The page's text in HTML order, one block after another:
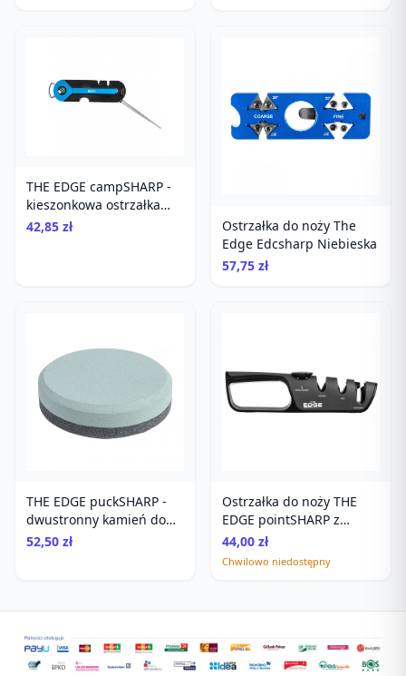
THE EDGE campSHARP -
kieszonkowa ostrzałka
outdoorowa z gwizdkiem
42,85 zł
Ostrzałka do noży The
Edge Edcsharp Niebieska
57,75 zł
THE EDGE puckSHARP -
dwustronny kamień do
siekier, maczet i narzędzi
52,50 zł
Ostrzałka do noży THE
EDGE pointSHARP z
regulacją kąta
44,00 zł
Chwilowo niedostępny